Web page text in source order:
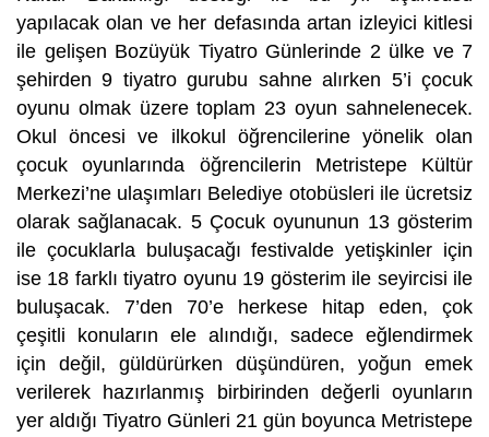
yapılacak olan ve her defasında artan izleyici kitlesi
ile gelişen Bozüyük Tiyatro Günlerinde 2 ülke ve 7
şehirden 9 tiyatro gurubu sahne alırken 5’i çocuk
oyunu olmak üzere toplam 23 oyun sahnelenecek.
Okul öncesi ve ilkokul öğrencilerine yönelik olan
çocuk oyunlarında öğrencilerin Metristepe Kültür
Merkezi’ne ulaşımları Belediye otobüsleri ile ücretsiz
olarak sağlanacak. 5 Çocuk oyununun 13 gösterim
ile çocuklarla buluşacağı festivalde yetişkinler için
ise 18 farklı tiyatro oyunu 19 gösterim ile seyircisi ile
buluşacak. 7’den 70’e herkese hitap eden, çok
çeşitli konuların ele alındığı, sadece eğlendirmek
için değil, güldürürken düşündüren, yoğun emek
verilerek hazırlanmış birbirinden değerli oyunların
yer aldığı Tiyatro Günleri 21 gün boyunca Metristepe